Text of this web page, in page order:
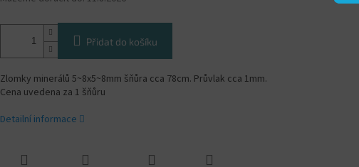
Přidat do košíku
Zlomky minerálů 5~8x5~8mm šňůra cca 78cm. Průvlak cca 1mm.
Cena uvedena za 1 šňůru
Detailní informace